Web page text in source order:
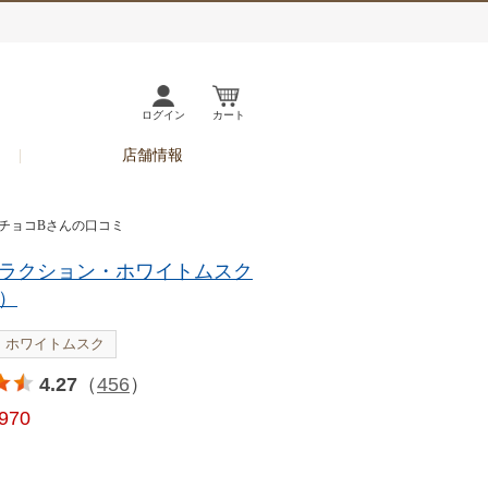
ログイン カート
店舗情報
ョコBさんの口コミ
クション・ホワイトムスク
ホワイトムスク
4.27 （456）